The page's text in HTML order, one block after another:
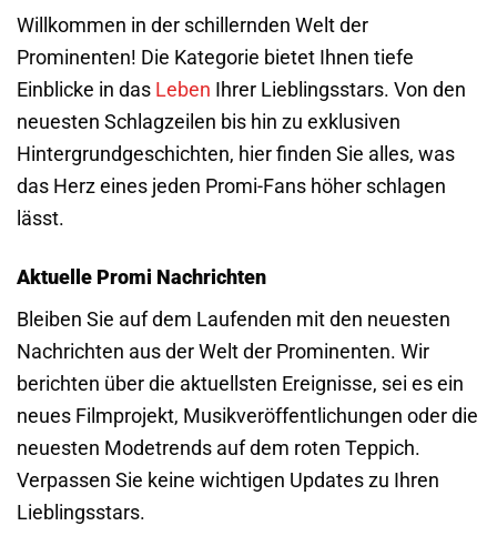
Willkommen in der schillernden Welt der
Prominenten! Die Kategorie bietet Ihnen tiefe
Einblicke in das Leben Ihrer Lieblingsstars. Von den
neuesten Schlagzeilen bis hin zu exklusiven
Hintergrundgeschichten, hier finden Sie alles, was
das Herz eines jeden Promi-Fans höher schlagen
lässt.
Aktuelle Promi Nachrichten
Bleiben Sie auf dem Laufenden mit den neuesten
Nachrichten aus der Welt der Prominenten. Wir
berichten über die aktuellsten Ereignisse, sei es ein
neues Filmprojekt, Musikveröffentlichungen oder die
neuesten Modetrends auf dem roten Teppich.
Verpassen Sie keine wichtigen Updates zu Ihren
Lieblingsstars.